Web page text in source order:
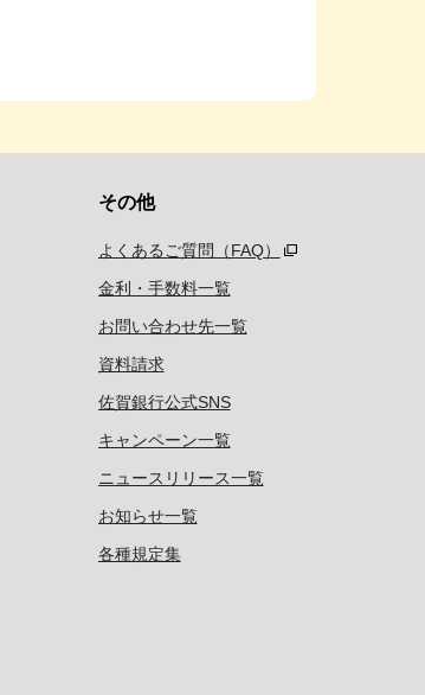
その他
よくあるご質問（FAQ）
金利・手数料一覧
お問い合わせ先一覧
資料請求
佐賀銀行公式SNS
キャンペーン一覧
ニュースリリース一覧
お知らせ一覧
各種規定集